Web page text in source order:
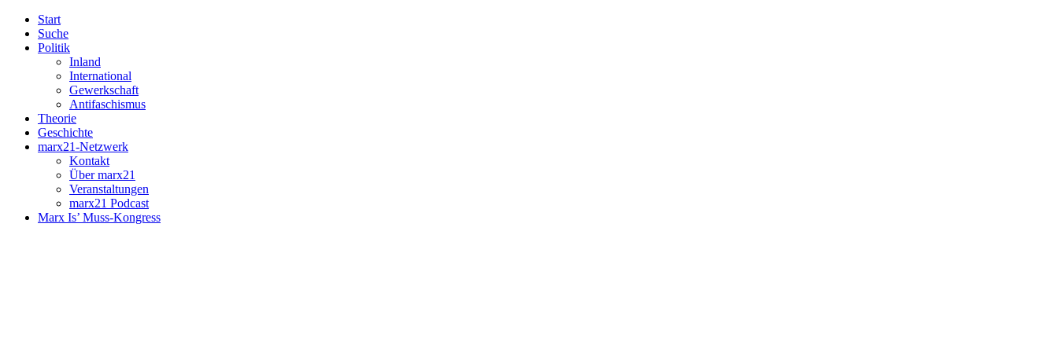
Start
Suche
Politik
Inland
International
Gewerkschaft
Antifaschismus
Theorie
Geschichte
marx21-Netzwerk
Kontakt
Über marx21
Veranstaltungen
marx21 Podcast
Marx Is’ Muss-Kongress